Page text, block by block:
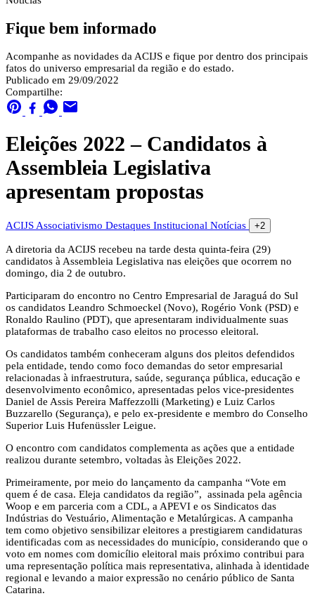
Fique bem informado
Acompanhe as novidades da ACIJS e fique por dentro dos principais
fatos do universo empresarial da região e do estado.
Publicado em 29/09/2022
Compartilhe:
Eleições 2022 – Candidatos à
Assembleia Legislativa
apresentam propostas
ACIJS Associativismo Destaques Institucional Notícias +2
A diretoria da ACIJS recebeu na tarde desta quinta-feira (29)
candidatos à Assembleia Legislativa nas eleições que ocorrem no
domingo, dia 2 de outubro.
Participaram do encontro no Centro Empresarial de Jaraguá do Sul
os candidatos Leandro Schmoeckel (Novo), Rogério Vonk (PSD) e
Ronaldo Raulino (PDT), que apresentaram individualmente suas
plataformas de trabalho caso eleitos no processo eleitoral.
Os candidatos também conheceram alguns dos pleitos defendidos
pela entidade, tendo como foco demandas do setor empresarial
relacionadas à infraestrutura, saúde, segurança pública, educação e
desenvolvimento econômico, apresentadas pelos vice-presidentes
Daniel de Assis Pereira Maffezzolli (Marketing) e Luiz Carlos
Buzzarello (Segurança), e pelo ex-presidente e membro do Conselho
Superior Luis Hufenüssler Leigue.
O encontro com candidatos complementa as ações que a entidade
realizou durante setembro, voltadas às Eleições 2022.
Primeiramente, por meio do lançamento da campanha “Vote em
quem é de casa. Eleja candidatos da região”, assinada pela agência
Woop e em parceria com a CDL, a APEVI e os Sindicatos das
Indústrias do Vestuário, Alimentação e Metalúrgicas. A campanha
tem como objetivo sensibilizar eleitores a prestigiarem candidaturas
identificadas com as necessidades do município, considerando que o
voto em nomes com domicílio eleitoral mais próximo contribui para
uma representação política mais representativa, alinhada à identidade
regional e levando a maior expressão no cenário público de Santa
Catarina.